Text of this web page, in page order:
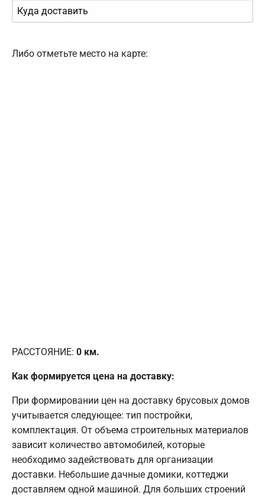
Либо отметьте место на карте:
РАССТОЯНИЕ: 0 км.
Как формируется цена на доставку:
При формировании цен на доставку брусовых домов
учитывается следующее: тип постройки,
комплектация. От объема строительных материалов
зависит количество автомобилей, которые
необходимо задействовать для организации
доставки. Небольшие дачные домики, коттеджи
доставляем одной машиной. Для больших строений